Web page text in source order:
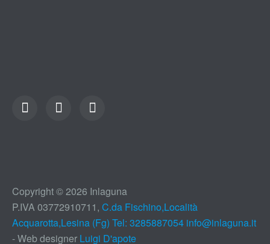
Copyright © 2026 Inlaguna
P.IVA 03772910711, C.da Fischino,Località
Acquarotta,Lesina (Fg) Tel: 3285887054 info@inlaguna.it
- Web designer Luigi D'apote